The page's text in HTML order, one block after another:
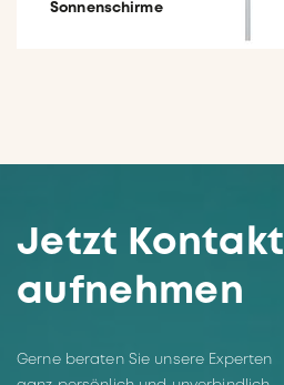
Sonnenschirme
Jetzt Kontakt
aufnehmen
Gerne beraten Sie unsere Experten